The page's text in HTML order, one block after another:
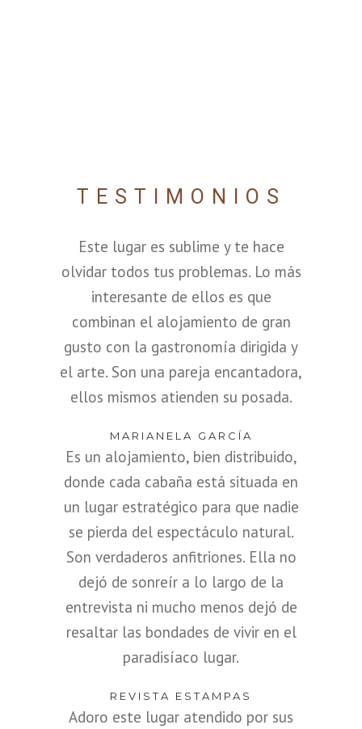
TESTIMONIOS
Este lugar es sublime y te hace
olvidar todos tus problemas. Lo más
interesante de ellos es que
combinan el alojamiento de gran
gusto con la gastronomía dirigida y
el arte. Son una pareja encantadora,
ellos mismos atienden su posada.
MARIANELA GARCÍA
Es un alojamiento, bien distribuido,
donde cada cabaña está situada en
un lugar estratégico para que nadie
se pierda del espectáculo natural.
Son verdaderos anfitriones. Ella no
dejó de sonreír a lo largo de la
entrevista ni mucho menos dejó de
resaltar las bondades de vivir en el
paradisíaco lugar.
REVISTA ESTAMPAS
Adoro este lugar atendido por sus